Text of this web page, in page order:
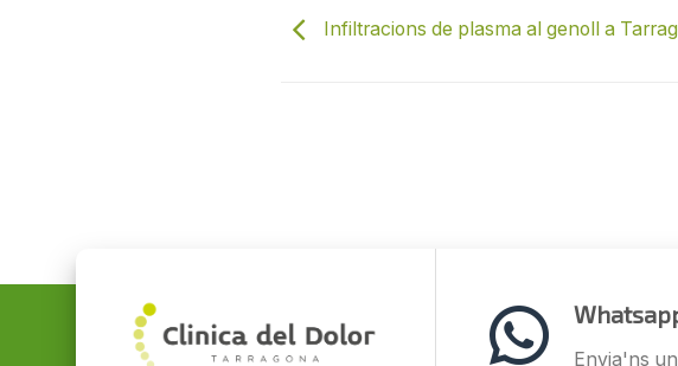
Infiltracions de plasma al genoll a
Envia'ns